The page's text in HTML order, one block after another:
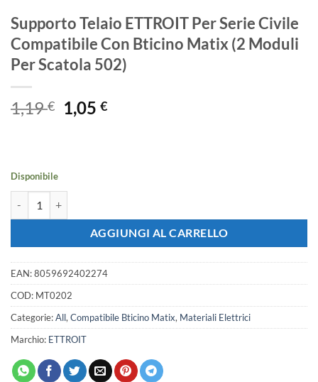
Supporto Telaio ETTROIT Per Serie Civile
Compatibile Con Bticino Matix (2 Moduli
Per Scatola 502)
1,19€
Il
prezzo
1,05€Il
Disponibile
AGGIUNGI AL CARRELLO
EAN:8059692402274
COD: MT0202
Categorie:All, Compatibile Bticino Matix, Materiali Elettrici
Marchio: ETTROIT